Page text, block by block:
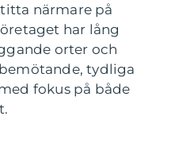
närmare på
har lång
orter och
tydliga
fokus på både